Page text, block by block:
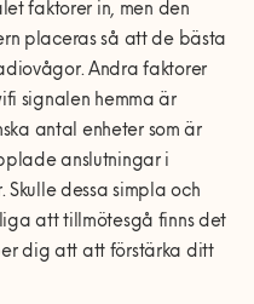
faktorer in, men den
placeras så att de bästa
Andra faktorer
signalen hemma är
antal enheter som är
anslutningar i
dessa simpla och
att tillmötesgå finns det
dig att att förstärka ditt